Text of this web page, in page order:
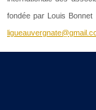
fondée par Louis